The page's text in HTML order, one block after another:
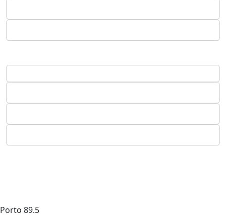
Porto 89.5